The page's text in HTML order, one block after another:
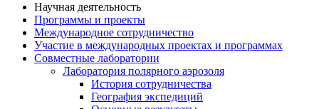
Научная деятельность
Программы и проекты
Международное сотрудничество
Участие в международных проектах и программах
Совместные лаборатории
Лаборатория полярного аэрозоля
История сотрудничества
География экспедиций